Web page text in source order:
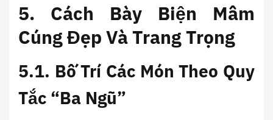
5. Cách Bày Biện Mâm
Cúng Đẹp Và Trang Trọng
5.1. Bố Trí Các Món Theo Quy
Tắc “Ba Ngũ”